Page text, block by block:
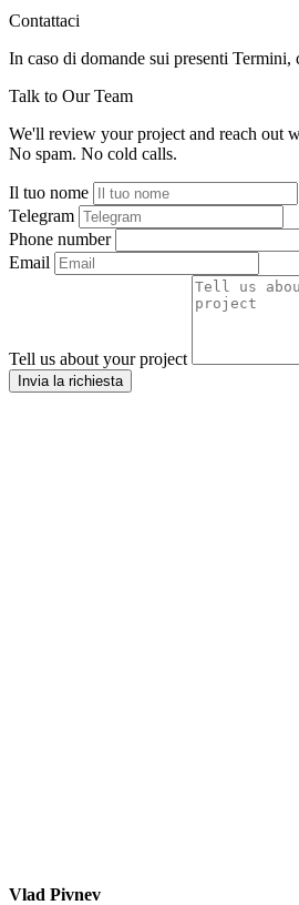
Contattaci
In caso di domande sui presenti Termini,
Talk to Our Team
We'll review your project and reach out
No spam. No cold calls.
Il tuo nome
Telegram
Phone number
Email
Tell us about your project
Invia la richiesta
Vlad Pivnev